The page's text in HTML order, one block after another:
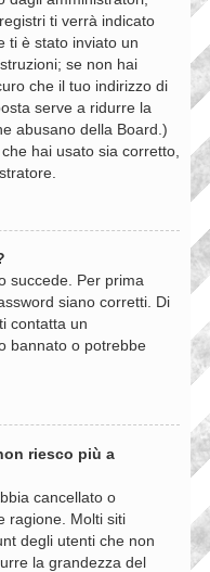
ti verrà indicato
ti è stato inviato un
se non hai
che il tuo indirizzo di
serve a ridurre la
abusano della Board.)
hai usato sia corretto,
succede. Per prima
siano corretti. Di
contatta un
bannato o potrebbe
riesco più a
cancellato o
ragione. Molti siti
degli utenti che non
la grandezza del